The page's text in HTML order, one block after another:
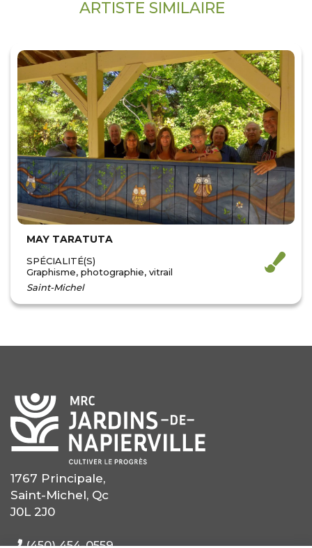
ARTISTE SIMILAIRE
MAY TARATUTA
SPÉCIALITÉ(S)
Graphisme, photographie, vitrail
Saint-Michel
1767 Principale,
Saint-Michel, Qc
J0L 2J0
(450) 454-0559